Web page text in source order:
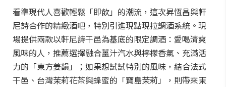
看準現代人喜歡輕鬆「即飲」的潮流，這次昇恆昌與軒
尼詩合作的精緻酒吧，特別引進現點現拉調酒系統。現
場提供兩款以軒尼詩干邑為基底的限定調酒：愛喝清爽
風味的人，推薦選擇融合薑汁汽水與檸檬香氣、充滿活
力的「東方姜韻」；如果想試試特別的風味，結合法式
干邑、台灣茉莉花茶與蜂蜜的「寶島茉莉」，則帶來東